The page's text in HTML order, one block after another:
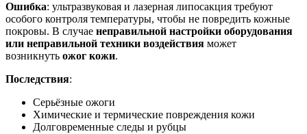
Ошибка: ультразвуковая и лазерная липосакция требуют
особого контроля температуры, чтобы не повредить кожные
покровы. В случае неправильной настройки оборудования
или неправильной техники воздействия может
возникнуть ожог кожи.
Последствия:
Серьёзные ожоги
Химические и термические повреждения кожи
Долговременные следы и рубцы